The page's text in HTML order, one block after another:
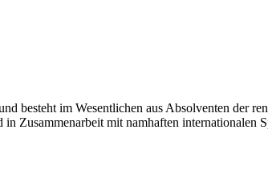
besteht im Wesentlichen aus Absolventen der
Zusammenarbeit mit namhaften internationalen